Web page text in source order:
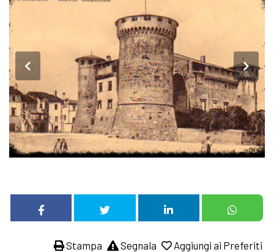
Aggiungi ai Preferiti
Segnala
Stampa